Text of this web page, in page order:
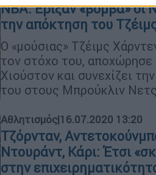
NBA: Εριξαν «βόμβα» οι
την απόκτηση του
Ο «μούσιας» Τζέιμς
τον στόχο του, αποχώρησε
Χιούστον και συνεχίζει
του στους Μπρούκλιν Νετς
Αθλητισμός|16.07.2020 13:20
Τζόρνταν,
Ντουράντ, Κάρι: Έτσι
στην